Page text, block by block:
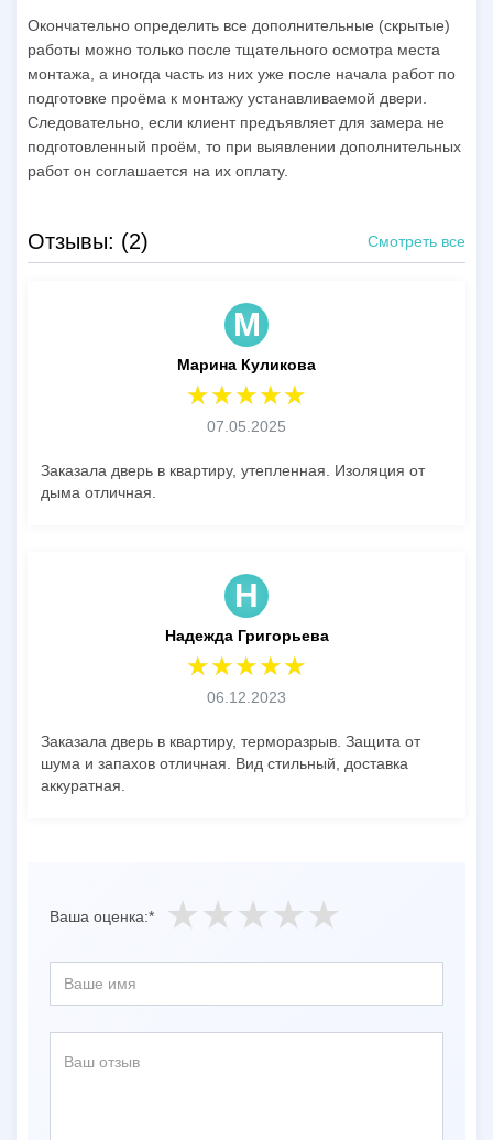
Окончательно определить все дополнительные (скрытые)
работы можно только после тщательного осмотра места
монтажа, а иногда часть из них уже после начала работ по
подготовке проёма к монтажу устанавливаемой двери.
Следовательно, если клиент предъявляет для замера не
подготовленный проём, то при выявлении дополнительных
работ он соглашается на их оплату.
Отзывы: (2) Смотреть все
М
Марина Куликова
07.05.2025
Заказала дверь в квартиру, утепленная. Изоляция от
дыма отличная.
Н
Надежда Григорьева
06.12.2023
Заказала дверь в квартиру, терморазрыв. Защита от
шума и запахов отличная. Вид стильный, доставка
аккуратная.
Ваша оценка:*